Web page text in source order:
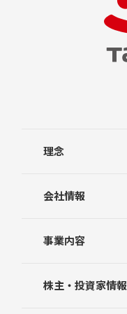
理念
会社情報
事業内容
株主・投資家情報